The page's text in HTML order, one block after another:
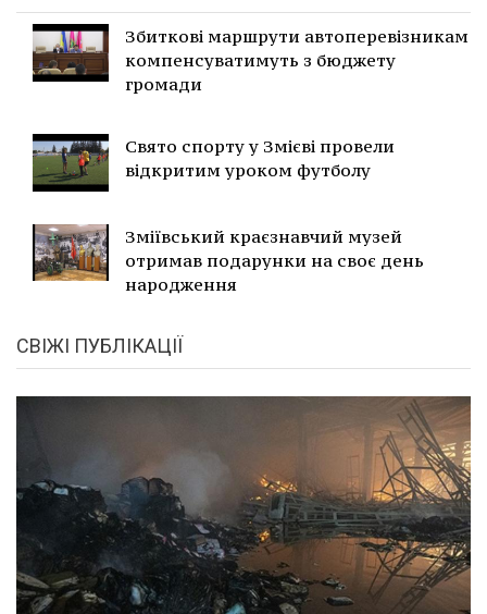
Збиткові маршрути автоперевізникам
компенсуватимуть з бюджету
громади
Свято спорту у Змієві провели
відкритим уроком футболу
Зміївський краєзнавчий музей
отримав подарунки на своє день
народження
СВІЖІ ПУБЛІКАЦІЇ